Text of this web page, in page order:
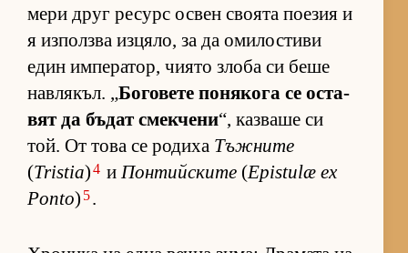
мери друг ре­сурс ос­вен сво­ята по­е­зия и
я из­пол­зва из­ця­ло, за да оми­лос­тиви
един им­пе­ра­тор, чи­ято злоба си беше
нав­ля­къл. „Бо­го­вете по­ня­кога се ос­та­
вят да бъ­дат смек­чени“, каз­ваше си
той. От това се ро­диха Тъжните
(Tristia)4 и Понтийските (Epistulæ ex
Ponto) 5.